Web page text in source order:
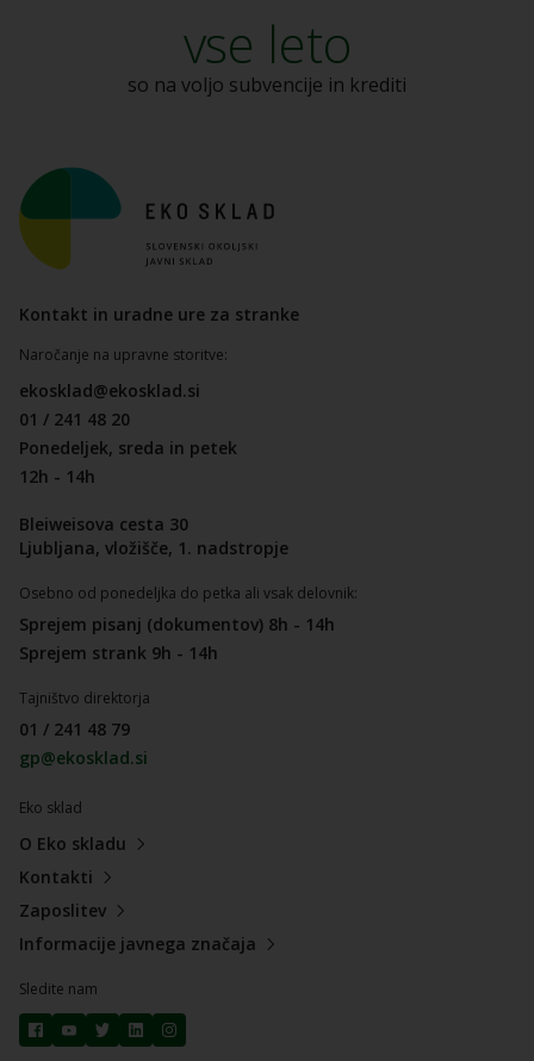
vse leto
so na voljo subvencije in krediti
Kontakt in uradne ure za stranke
Naročanje na upravne storitve:
ekosklad@ekosklad.si
01 / 241 48 20
Ponedeljek, sreda in petek
12h - 14h
Bleiweisova cesta 30
Ljubljana, vložišče, 1. nadstropje
Osebno od ponedeljka do petka ali vsak delovnik:
Sprejem pisanj (dokumentov) 8h - 14h
Sprejem strank 9h - 14h
Tajništvo direktorja
01 / 241 48 79
gp@ekosklad.si
Eko sklad
O Eko skladu
Kontakti
Zaposlitev
Informacije javnega značaja
Sledite nam